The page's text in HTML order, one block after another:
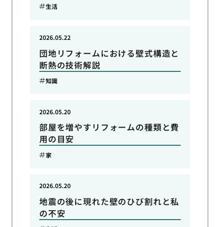
生活
団地リフォームにおける壁式構造と
断熱の技術解説
2026.05.22
知識
部屋を増やすリフォームの種類と費
用の目安
2026.05.20
家
地震の後に現れた壁のひび割れと私
の不安
2026.05.20